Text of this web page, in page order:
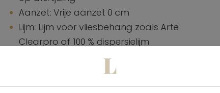
Aanzet: Vrije aanzet 0 cm
Lijm: Lijm voor vliesbehang zoals Arte
Clearpro of 100 % dispersielijm
Hoe verlijmen: Product bevochtigen, muur
Lichtechtheid: Gemiddeld lichtbestendig